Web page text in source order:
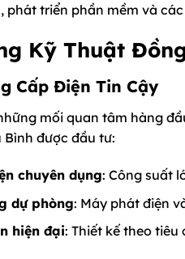
phát triển phần mềm và
Kỹ Thuật
Cấp Điện Tin Cậy
mối quan tâm hàng
Bình được đầu tư:
chuyên dụng: Công suất
dự phòng: Máy phát điện
hiện đại: Thiết kế theo